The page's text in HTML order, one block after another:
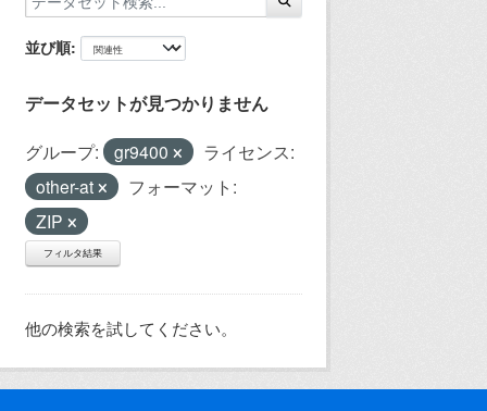
並び順
データセットが見つかりません
グループ: gr9400
ライセンス:
other-at
フォーマット:
ZIP
フィルタ結果
他の検索を試してください。